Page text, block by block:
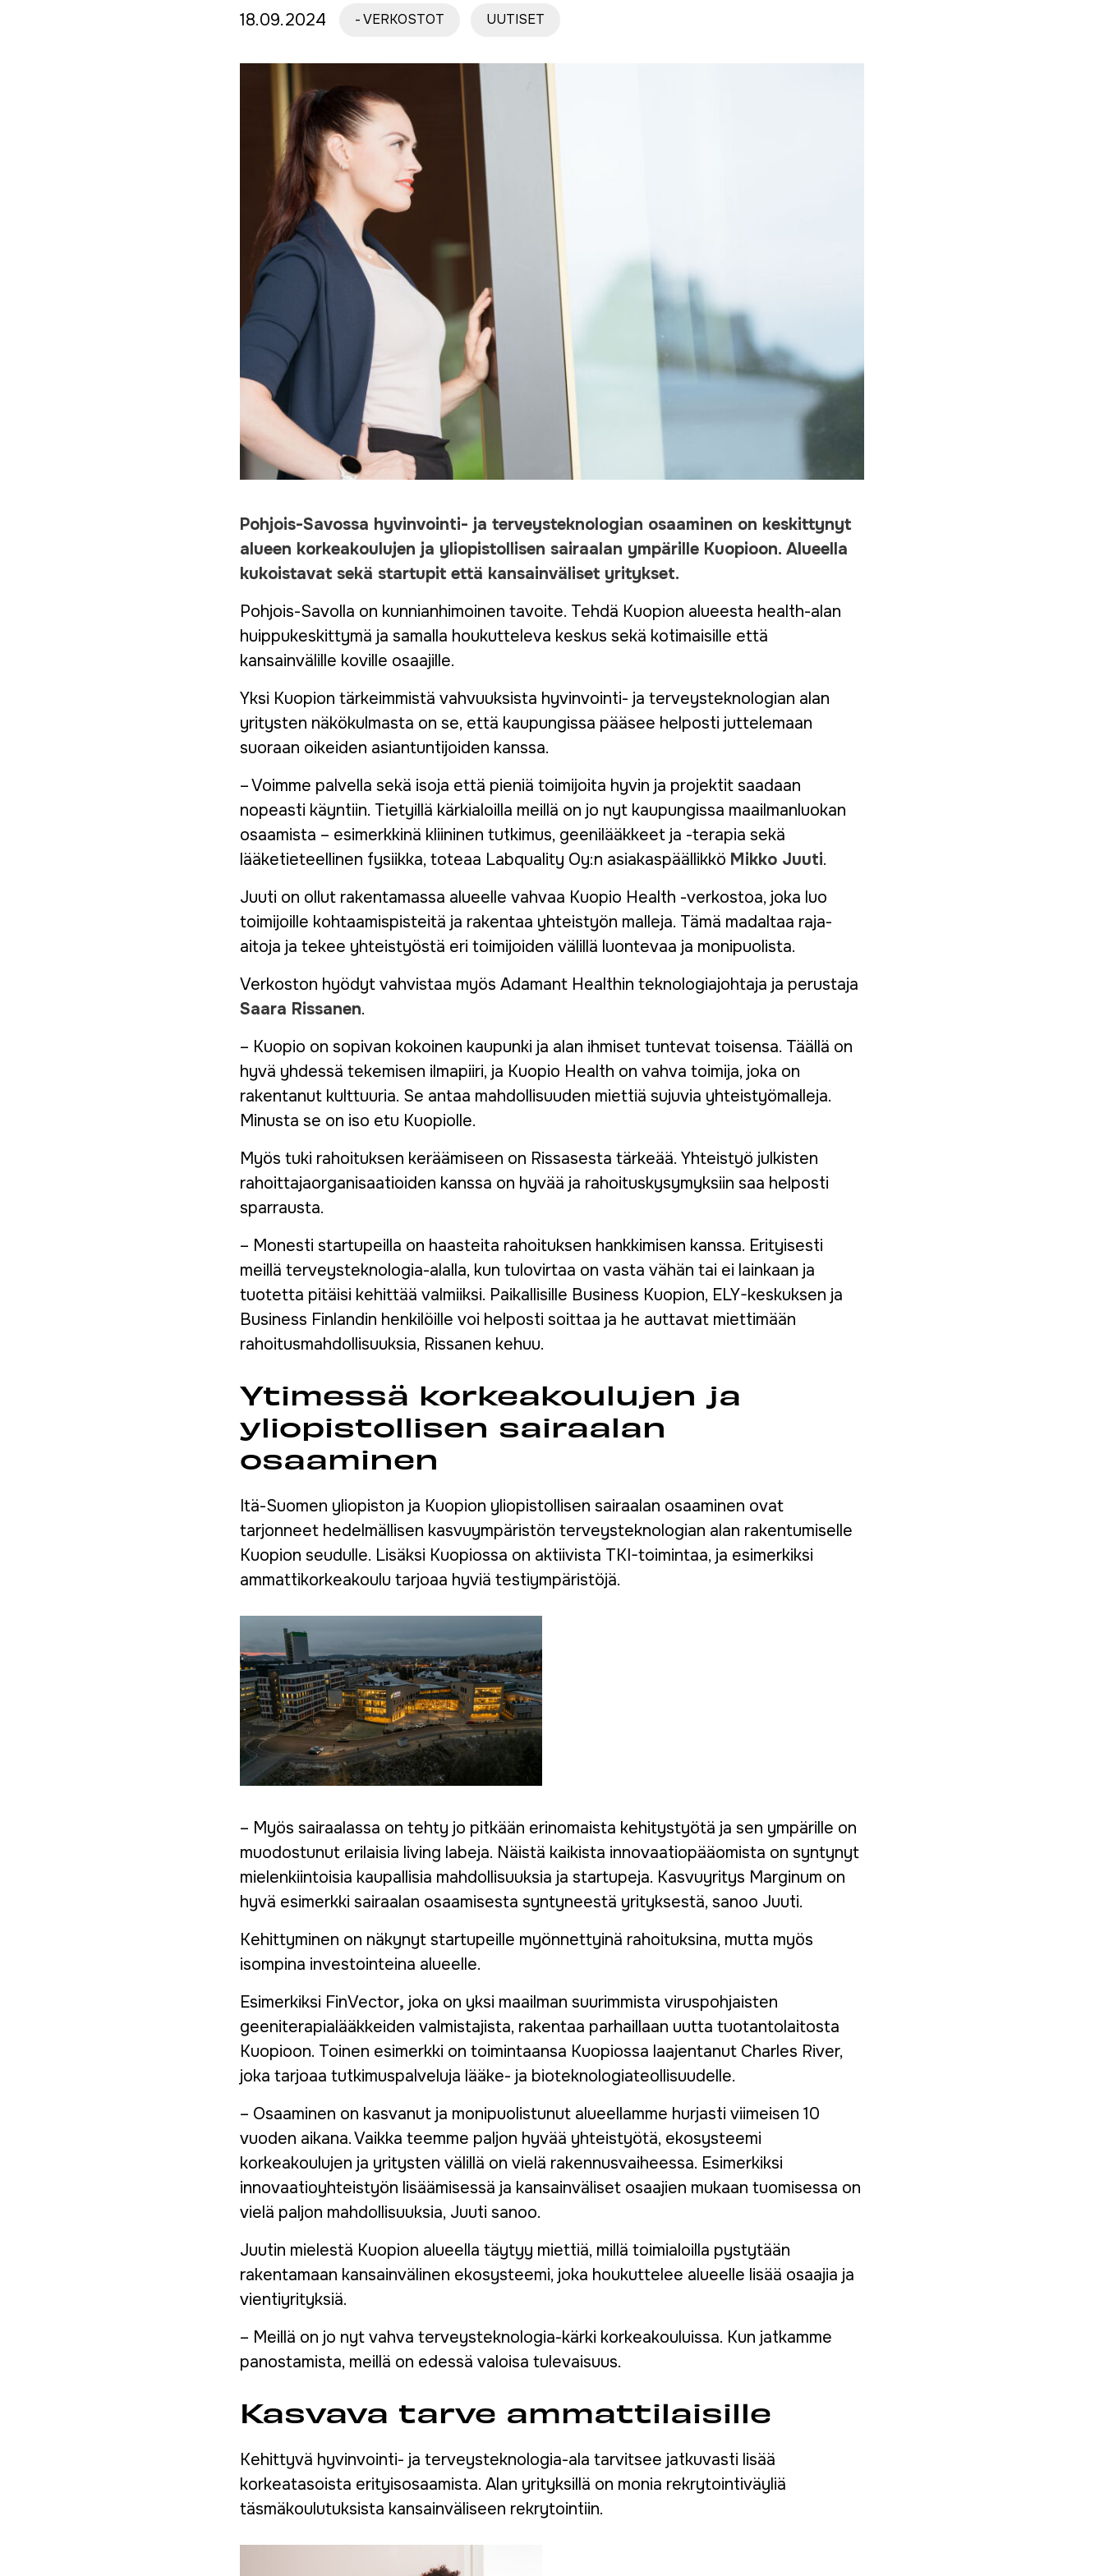
18.09.2024 - VERKOSTOT UUTISET
Pohjois-Savossa hyvinvointi- ja terveysteknologian osaaminen on keskittynyt
alueen korkeakoulujen ja yliopistollisen sairaalan ympärille Kuopioon. Alueella
kukoistavat sekä startupit että kansainväliset yritykset.
Pohjois-Savolla on kunnianhimoinen tavoite. Tehdä Kuopion alueesta health-alan
huippukeskittymä ja samalla houkutteleva keskus sekä kotimaisille että
kansainvälille koville osaajille.
Yksi Kuopion tärkeimmistä vahvuuksista hyvinvointi- ja terveysteknologian alan
yritysten näkökulmasta on se, että kaupungissa pääsee helposti juttelemaan
suoraan oikeiden asiantuntijoiden kanssa.
– Voimme palvella sekä isoja että pieniä toimijoita hyvin ja projektit saadaan
nopeasti käyntiin. Tietyillä kärkialoilla meillä on jo nyt kaupungissa maailmanluokan
osaamista – esimerkkinä kliininen tutkimus, geenilääkkeet ja -terapia sekä
lääketieteellinen fysiikka, toteaa Labquality Oy:n asiakaspäällikkö Mikko Juuti.
Juuti on ollut rakentamassa alueelle vahvaa Kuopio Health -verkostoa, joka luo
toimijoille kohtaamispisteitä ja rakentaa yhteistyön malleja. Tämä madaltaa raja-
aitoja ja tekee yhteistyöstä eri toimijoiden välillä luontevaa ja monipuolista.
Verkoston hyödyt vahvistaa myös Adamant Healthin teknologiajohtaja ja perustaja
Saara Rissanen.
– Kuopio on sopivan kokoinen kaupunki ja alan ihmiset tuntevat toisensa. Täällä on
hyvä yhdessä tekemisen ilmapiiri, ja Kuopio Health on vahva toimija, joka on
rakentanut kulttuuria. Se antaa mahdollisuuden miettiä sujuvia yhteistyömalleja.
Minusta se on iso etu Kuopiolle.
Myös tuki rahoituksen keräämiseen on Rissasesta tärkeää. Yhteistyö julkisten
rahoittajaorganisaatioiden kanssa on hyvää ja rahoituskysymyksiin saa helposti
sparrausta.
– Monesti startupeilla on haasteita rahoituksen hankkimisen kanssa. Erityisesti
meillä terveysteknologia-alalla, kun tulovirtaa on vasta vähän tai ei lainkaan ja
tuotetta pitäisi kehittää valmiiksi. Paikallisille Business Kuopion, ELY-keskuksen ja
Business Finlandin henkilöille voi helposti soittaa ja he auttavat miettimään
rahoitusmahdollisuuksia, Rissanen kehuu.
Ytimessä korkeakoulujen ja
yliopistollisen sairaalan
osaaminen
Itä-Suomen yliopiston ja Kuopion yliopistollisen sairaalan osaaminen ovat
tarjonneet hedelmällisen kasvuympäristön terveysteknologian alan rakentumiselle
Kuopion seudulle. Lisäksi Kuopiossa on aktiivista TKI-toimintaa, ja esimerkiksi
ammattikorkeakoulu tarjoaa hyviä testiympäristöjä.
– Myös sairaalassa on tehty jo pitkään erinomaista kehitystyötä ja sen ympärille on
muodostunut erilaisia living labeja. Näistä kaikista innovaatiopääomista on syntynyt
mielenkiintoisia kaupallisia mahdollisuuksia ja startupeja. Kasvuyritys Marginum on
hyvä esimerkki sairaalan osaamisesta syntyneestä yrityksestä, sanoo Juuti.
Kehittyminen on näkynyt startupeille myönnettyinä rahoituksina, mutta myös
isompina investointeina alueelle.
Esimerkiksi FinVector, joka on yksi maailman suurimmista viruspohjaisten
geeniterapialääkkeiden valmistajista, rakentaa parhaillaan uutta tuotantolaitosta
Kuopioon. Toinen esimerkki on toimintaansa Kuopiossa laajentanut Charles River,
joka tarjoaa tutkimuspalveluja lääke- ja bioteknologiateollisuudelle.
– Osaaminen on kasvanut ja monipuolistunut alueellamme hurjasti viimeisen 10
vuoden aikana. Vaikka teemme paljon hyvää yhteistyötä, ekosysteemi
korkeakoulujen ja yritysten välillä on vielä rakennusvaiheessa. Esimerkiksi
innovaatioyhteistyön lisäämisessä ja kansainväliset osaajien mukaan tuomisessa on
vielä paljon mahdollisuuksia, Juuti sanoo.
Juutin mielestä Kuopion alueella täytyy miettiä, millä toimialoilla pystytään
rakentamaan kansainvälinen ekosysteemi, joka houkuttelee alueelle lisää osaajia ja
vientiyrityksiä.
– Meillä on jo nyt vahva terveysteknologia-kärki korkeakouluissa. Kun jatkamme
panostamista, meillä on edessä valoisa tulevaisuus.
Kasvava tarve ammattilaisille
Kehittyvä hyvinvointi- ja terveysteknologia-ala tarvitsee jatkuvasti lisää
korkeatasoista erityisosaamista. Alan yrityksillä on monia rekrytointiväyliä
täsmäkoulutuksista kansainväliseen rekrytointiin.